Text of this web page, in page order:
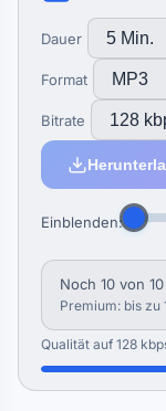
Dauer
Format
Bitrate
Einblenden:
Noch 10 von
Premium: bis zu
Qualität auf 128